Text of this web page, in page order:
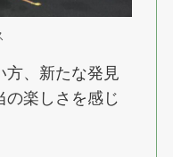
方、新たな発見
の楽しさを感じ